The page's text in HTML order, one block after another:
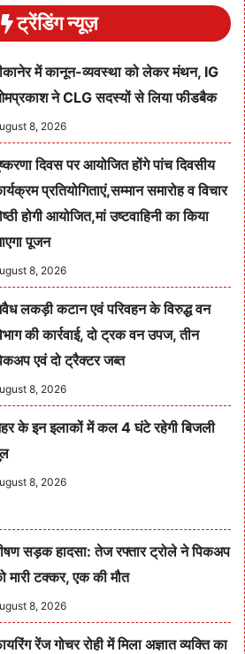
ट्रेंडिंग न्यूज़
में कानून-व्यवस्था को लेकर मंथन, IG
ने CLG सदस्यों से लिया फीडबैक
8, 2026
दिवस पर आयोजित होंगे पांच दिवसीय
प्रतियोगिताएं,सम्मान समारोह व विचार
होगी आयोजित,मां उष्टवाहिनी का किया
पूजन
8, 2026
लकड़ी कटान एवं परिवहन के विरुद्ध वन
की कार्रवाई, दो ट्रक वन उपज, तीन
एवं दो ट्रैक्टर जब्त
8, 2026
के इन इलाकों में कल 4 घंटे रहेगी बिजली
8, 2026
सड़क हादसा: तेज रफ्तार ट्रोले ने पिकअप
मारी टक्कर, एक की मौत
8, 2026
रेंज गोचर रोही में मिला अज्ञात व्यक्ति का